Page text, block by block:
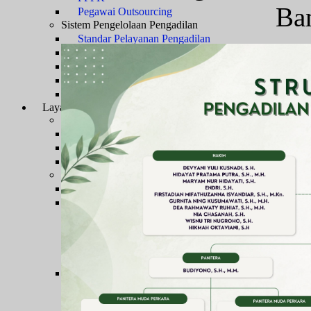
Pegawai Outsourcing
Sistem Pengelolaan Pengadilan
Standar Pelayanan Pengadilan
Rencana Strategis
Rencana Kerja dan Anggaran
Pengawasan dan Kode Etik Hakim
Monitoring LHKPN DAN LHKSN
Layanan PublikInformasi & Laporan
Layanan Pengadilan
Waktu Pelayanan
Jadwal Persidangan
Tata Tertib
Informasi & Pengaduan
Pelayanan Informasi Publik
Form Pengajuan Permohonan Informasi
Bukti Pengajuan Permohonan Informasi
Biaya Permohonan Informasi
Syarat dan Prosedur Pengajuan Keberatan atas
Pengaduan Pelayanan Publik
Mekanisme Pengaduan
Formulir Pengaduan